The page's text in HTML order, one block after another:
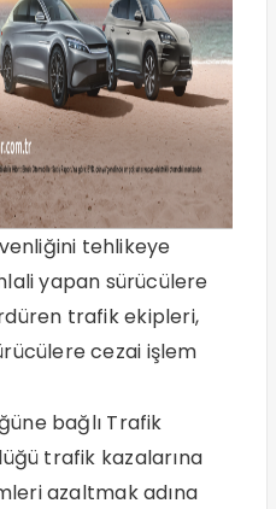
tehlikeye
yapan sürücülere
trafik ekipleri,
cezai işlem
bağlı Trafik
trafik kazalarına
azaltmak adına